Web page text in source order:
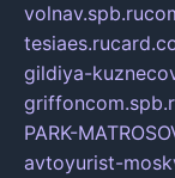
volnav.spb.ru
tesiaes.ru
gildiya-
PARK-
avtoyurist-